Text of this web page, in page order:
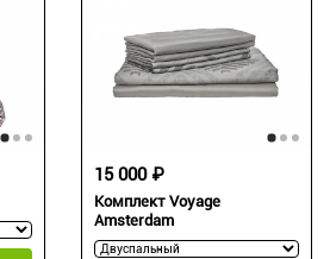
Комплект Voyage
Amsterdam
15 000 ₽